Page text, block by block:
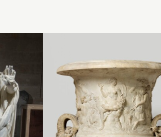
Inventaire de 1707 :
statue de marbre
pied, représentant
ayant une couronne
fleurs sur la teste et